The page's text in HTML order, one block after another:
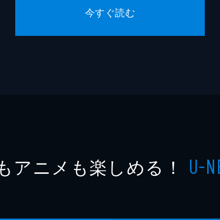
今すぐ読む
アニメも楽しめる！ U-